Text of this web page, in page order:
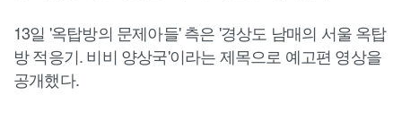
13일 '옥탑방의 문제아들' 측은 '경상도 남매의 서울 옥탑
방 적응기. 비비 양상국'이라는 제목으로 예고편 영상을
공개했다.